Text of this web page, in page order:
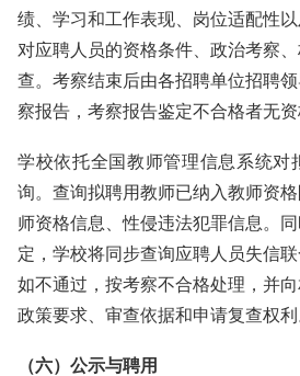
绩、学习和工作表现、岗位适配性
对应聘人员的资格条件、政治考察
查。考察结束后由各招聘单位招聘
察报告，考察报告鉴定不合格者无资
学校依托全国教师管理信息系统对
询。查询拟聘用教师已纳入教师资
师资格信息、性侵违法犯罪信息。
定，学校将同步查询应聘人员失信
如不通过，按考察不合格处理，并
政策要求、审查依据和申请复查权利
（六）公示与聘用